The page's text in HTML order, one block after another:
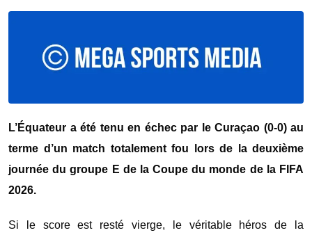
L’Équateur a été tenu en échec par le Curaçao (0-0) au
terme d’un match totalement fou lors de la deuxième
journée du groupe E de la Coupe du monde de la FIFA
2026.
Si le score est resté vierge, le véritable héros de la